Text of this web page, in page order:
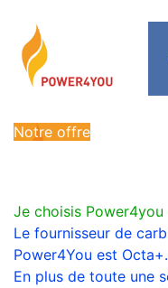
Notre offre
Je choisis Power4you
Le fournisseur de
Power4You est Octa+.
En plus de toute une